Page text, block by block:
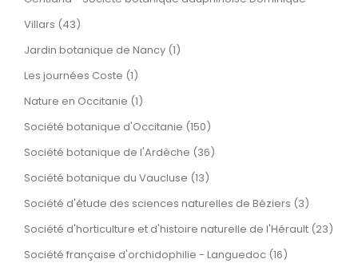
Villars (43)
Jardin botanique de Nancy (1)
Les journées Coste (1)
Nature en Occitanie (1)
Société botanique d'Occitanie (150)
Société botanique de l'Ardèche (36)
Société botanique du Vaucluse (13)
Société d'étude des sciences naturelles de Béziers (3)
Société d'horticulture et d'histoire naturelle de l'Hérault (23)
Société française d'orchidophilie - Languedoc (16)